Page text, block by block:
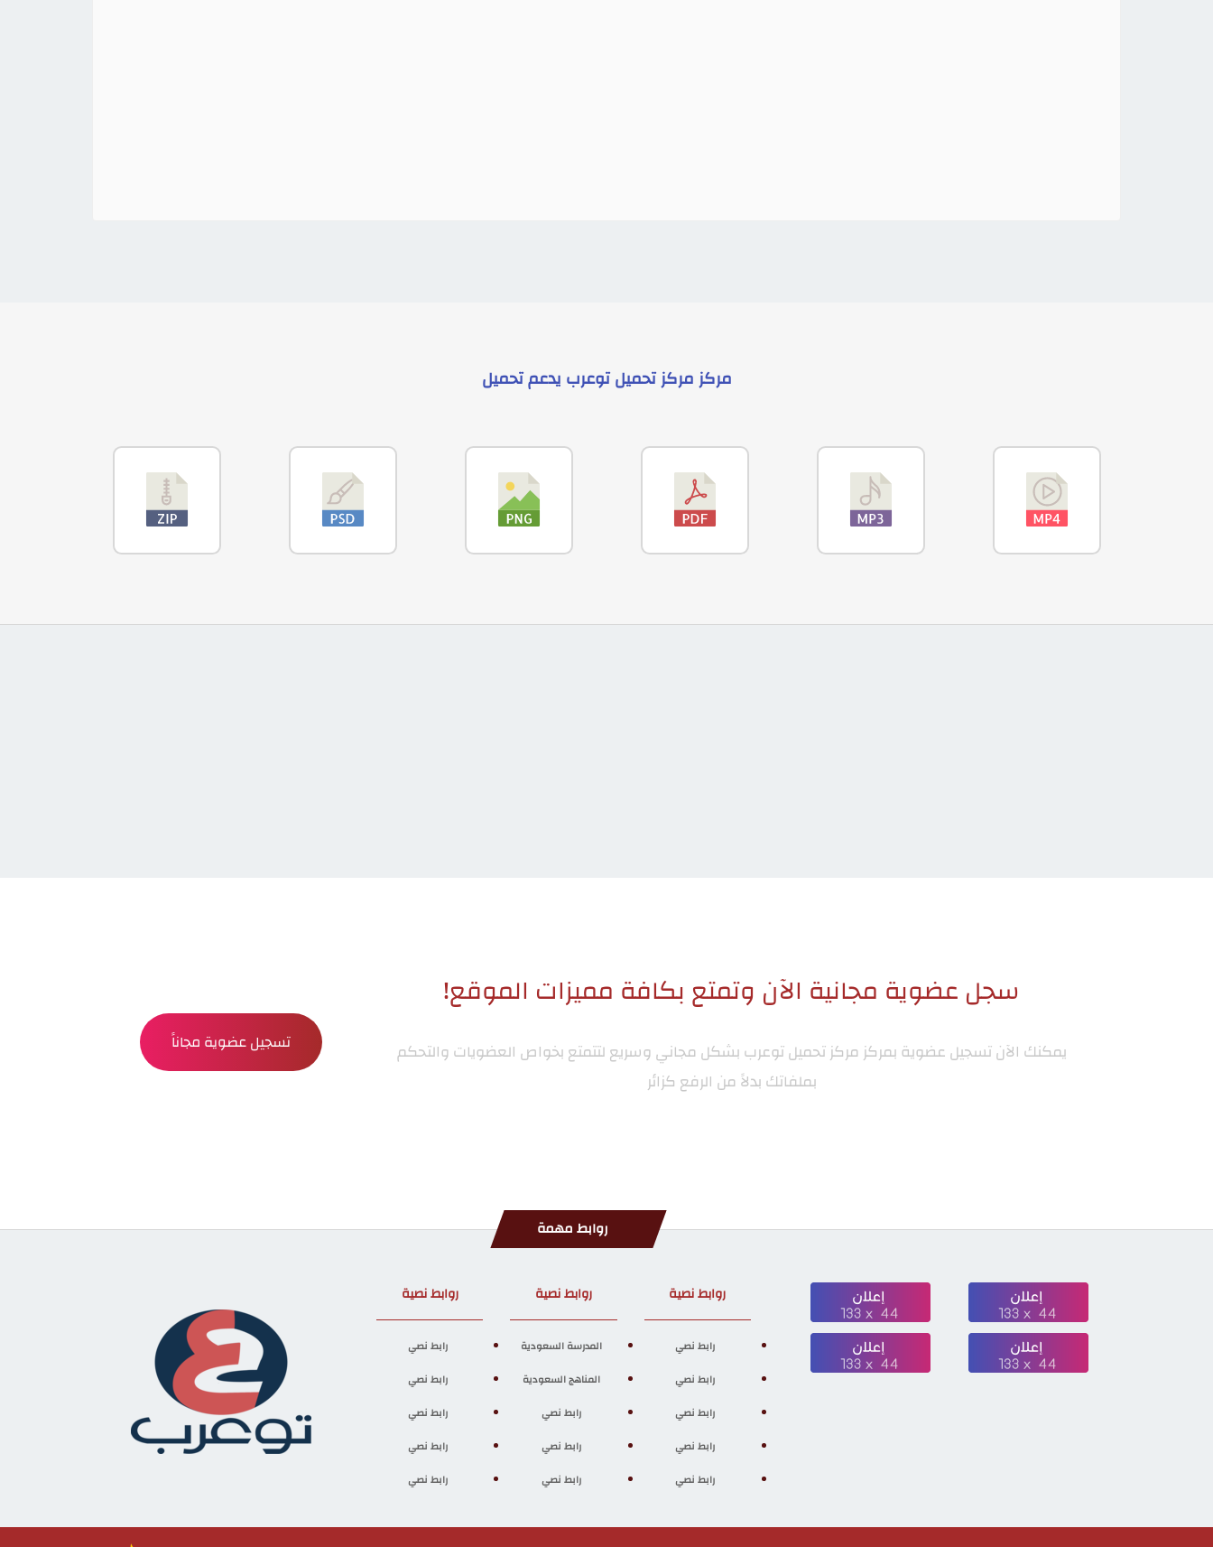
مركزمركز تحميل توعرب يدعمتحميل
سجل عضوية مجانية الآن وتمتع بكافة مميزات الموقع!
يمكنك الآن تسجيل عضوية بمركزمركز تحميل توعرببشكل مجاني وسريع لتتمتع بخواص العضويات والتحكم
بملفاتك بدلاً من الرفع كزائر
تسجيل عضوية مجاناً
روابط مهمة
روابط نصية
رابط نصي
رابط نصي
رابط نصي
رابط نصي
رابط نصي
روابط نصية
المدرسة السعودية
المناهج السعودية
رابط نصي
رابط نصي
رابط نصي
روابط نصية
رابط نصي
رابط نصي
رابط نصي
رابط نصي
رابط نصي